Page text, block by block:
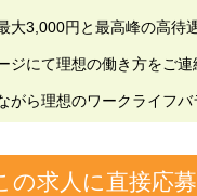
大3,000円と最高峰の高待
ジにて理想の働き方をご
がら理想のワークライフ
の求人に直接応